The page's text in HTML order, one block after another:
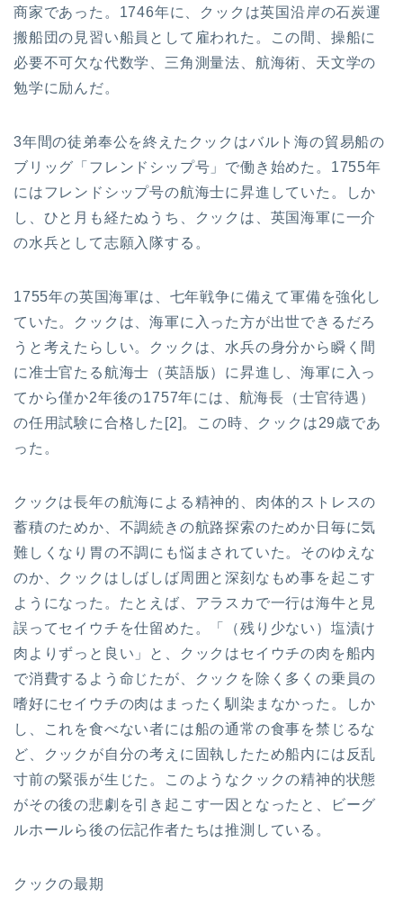
商家であった。1746年に、クックは英国沿岸の石炭運
搬船団の見習い船員として雇われた。この間、操船に
必要不可欠な代数学、三角測量法、航海術、天文学の
勉学に励んだ。
3年間の徒弟奉公を終えたクックはバルト海の貿易船の
ブリッグ「フレンドシップ号」で働き始めた。1755年
にはフレンドシップ号の航海士に昇進していた。しか
し、ひと月も経たぬうち、クックは、英国海軍に一介
の水兵として志願入隊する。
1755年の英国海軍は、七年戦争に備えて軍備を強化し
ていた。クックは、海軍に入った方が出世できるだろ
うと考えたらしい。クックは、水兵の身分から瞬く間
に准士官たる航海士（英語版）に昇進し、海軍に入っ
てから僅か2年後の1757年には、航海長（士官待遇）
の任用試験に合格した[2]。この時、クックは29歳であ
った。
クックは長年の航海による精神的、肉体的ストレスの
蓄積のためか、不調続きの航路探索のためか日毎に気
難しくなり胃の不調にも悩まされていた。そのゆえな
のか、クックはしばしば周囲と深刻なもめ事を起こす
ようになった。たとえば、アラスカで一行は海牛と見
誤ってセイウチを仕留めた。「（残り少ない）塩漬け
肉よりずっと良い」と、クックはセイウチの肉を船内
で消費するよう命じたが、クックを除く多くの乗員の
嗜好にセイウチの肉はまったく馴染まなかった。しか
し、これを食べない者には船の通常の食事を禁じるな
ど、クックが自分の考えに固執したため船内には反乱
寸前の緊張が生じた。このようなクックの精神的状態
がその後の悲劇を引き起こす一因となったと、ビーグ
ルホールら後の伝記作者たちは推測している。
クックの最期